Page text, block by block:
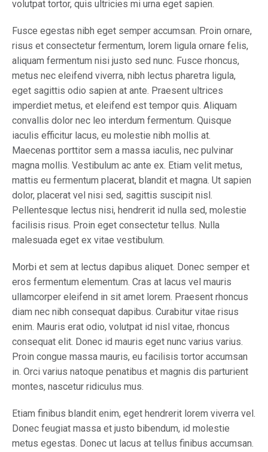
volutpat tortor, quis ultricies mi urna eget sapien.
Fusce egestas nibh eget semper accumsan. Proin ornare,
risus et consectetur fermentum, lorem ligula ornare felis,
aliquam fermentum nisi justo sed nunc. Fusce rhoncus,
metus nec eleifend viverra, nibh lectus pharetra ligula,
eget sagittis odio sapien at ante. Praesent ultrices
imperdiet metus, et eleifend est tempor quis. Aliquam
convallis dolor nec leo interdum fermentum. Quisque
iaculis efficitur lacus, eu molestie nibh mollis at.
Maecenas porttitor sem a massa iaculis, nec pulvinar
magna mollis. Vestibulum ac ante ex. Etiam velit metus,
mattis eu fermentum placerat, blandit et magna. Ut sapien
dolor, placerat vel nisi sed, sagittis suscipit nisl.
Pellentesque lectus nisi, hendrerit id nulla sed, molestie
facilisis risus. Proin eget consectetur tellus. Nulla
malesuada eget ex vitae vestibulum.
Morbi et sem at lectus dapibus aliquet. Donec semper et
eros fermentum elementum. Cras at lacus vel mauris
ullamcorper eleifend in sit amet lorem. Praesent rhoncus
diam nec nibh consequat dapibus. Curabitur vitae risus
enim. Mauris erat odio, volutpat id nisl vitae, rhoncus
consequat elit. Donec id mauris eget nunc varius varius.
Proin congue massa mauris, eu facilisis tortor accumsan
in. Orci varius natoque penatibus et magnis dis parturient
montes, nascetur ridiculus mus.
Etiam finibus blandit enim, eget hendrerit lorem viverra vel.
Donec feugiat massa et justo bibendum, id molestie
metus egestas. Donec ut lacus at tellus finibus accumsan.